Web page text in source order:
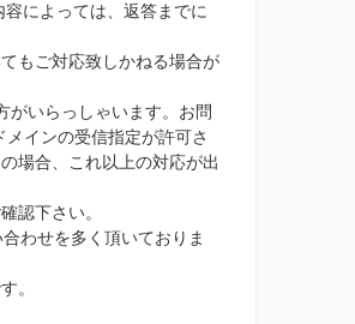
によっては、返答までに
もご対応致しかねる場合が
がいらっしゃいます。お問
インの受信指定が許可さ
場合、これ以上の対応が出
認下さい。
わせを多く頂いておりま
。